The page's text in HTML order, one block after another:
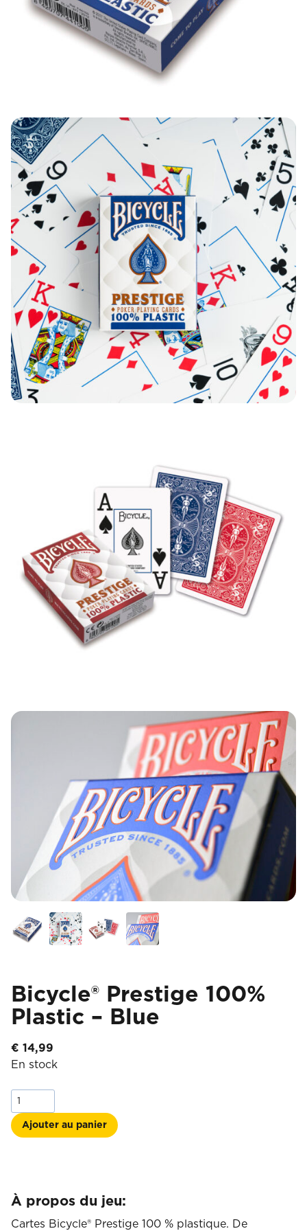
Bicycle® Prestige 100%
Plastic – Blue
€ 14,99
En stock
quantité
Bicycle®
Prestige
Blue
Ajouter au panier
À propos du jeu:
Cartes Bicycle® Prestige 100 % plastique. De